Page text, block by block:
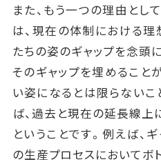
また、もう一つの理由とし
は、現在の体制における
たちの姿のギャップを念頭
そのギャップを埋めること
い姿になるとは限らない
ば、過去と現在の延長線上
ということです。例えば、
の生産プロセスにおいてボ